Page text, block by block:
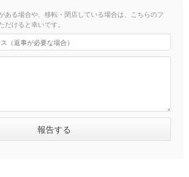
ある場合や、移転・閉店している場合は、こちらのフ
だけると幸いです。